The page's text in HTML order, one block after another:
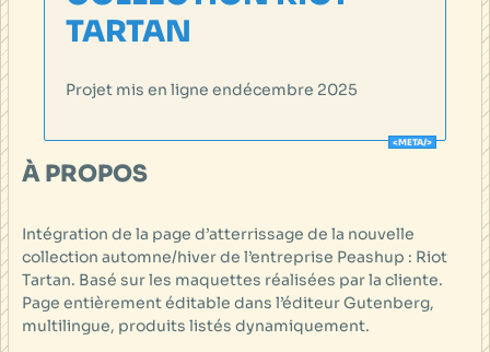
TARTAN
Projet mis en ligne endécembre 2025
À PROPOS
Intégration de la page d’atterrissage de la nouvelle
collection automne/hiver de l’entreprise Peashup : Riot
Tartan. Basé sur les maquettes réalisées par la cliente.
Page entièrement éditable dans l’éditeur Gutenberg,
multilingue, produits listés dynamiquement.